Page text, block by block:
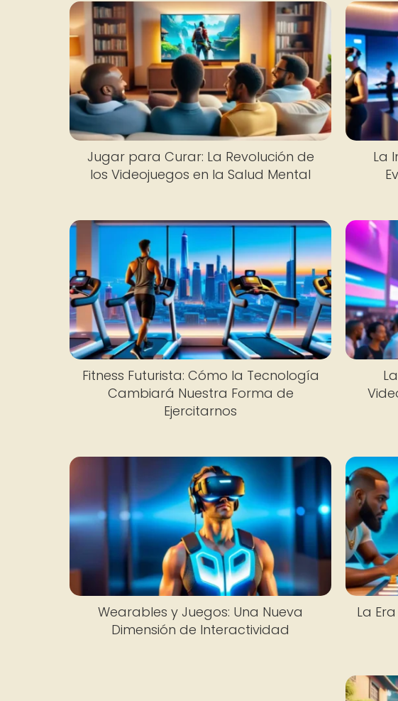
Jugar para Curar: La Revolución de
los Videojuegos en la Salud Mental
La
Fitness Futurista: Cómo la Tecnología
Cambiará Nuestra Forma de
Ejercitarnos
Wearables y Juegos: Una Nueva
Dimensión de Interactividad
La